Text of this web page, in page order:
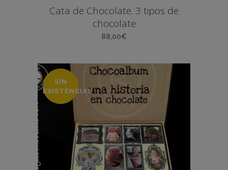
Cata de Chocolate. 3 tipos de
chocolate
88,00€
SIN
EXISTENCIAS